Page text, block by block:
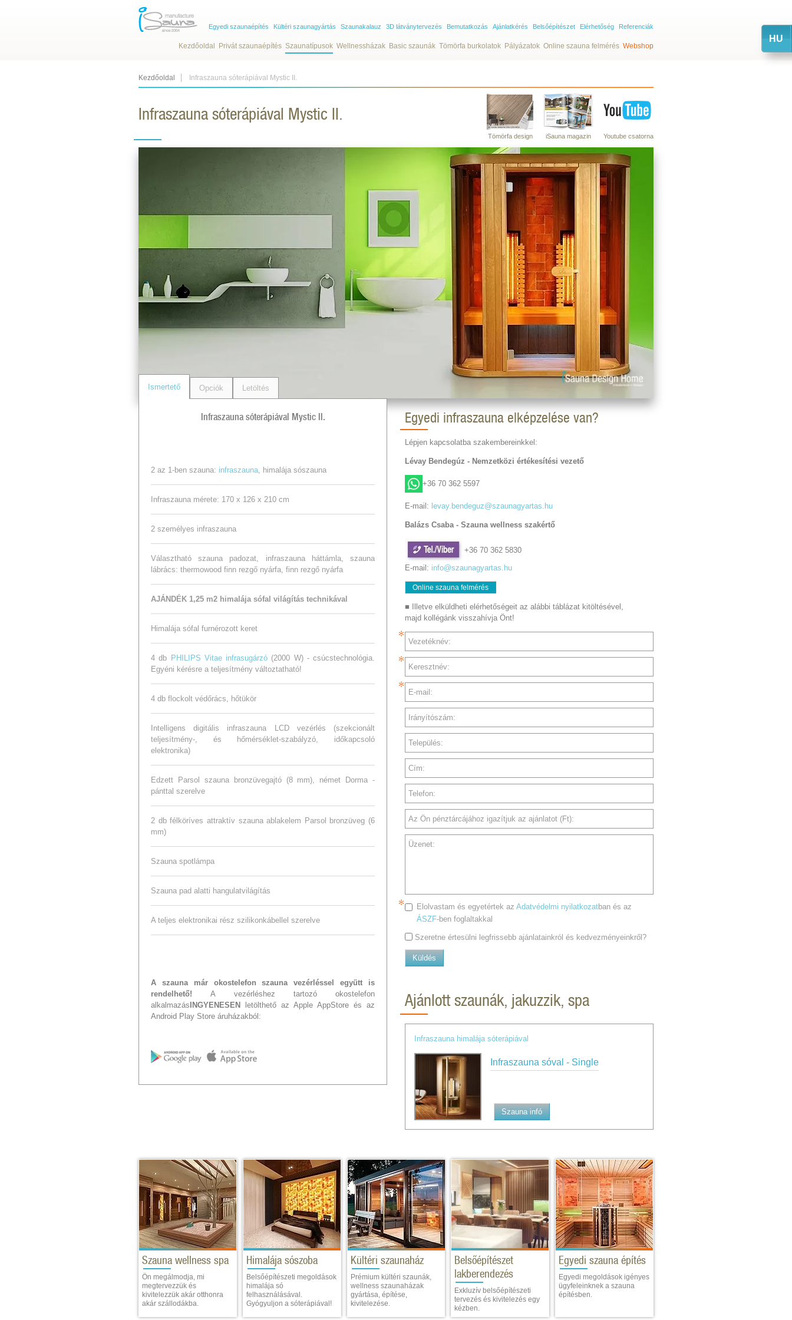
Egyedi szaunaépítés Kültéri szaunagyártás Szaunakalauz 3D látványtervezés Bemutatkozás Ajánlatkérés Belsőépítészet Elérhetőség Referenciák
Kezdőoldal Privát szaunaépítés Szaunatípusok Wellnessházak Basic szaunák Tömörfa burkolatok Pályázatok Online szauna felmérés Webshop
Kezdőoldal Infraszauna sóterápiával Mystic II.
Infraszauna sóterápiával Mystic II.
Youtube csatorna
iSauna magazin
Tömörfa design
Egyedi infraszauna elképzelése van?
Lépjen kapcsolatba szakembereinkkel:
Lévay Bendegúz - Nemzetközi értékesítési vezető
+36 70 362 5597
E-mail: levay.bendeguz@szaunagyartas.hu
Balázs Csaba - Szauna wellness szakértő
+36 70 362 5830
E-mail: info@szaunagyartas.hu
Online szauna felmérés
■ Illetve elküldheti elérhetőségeit az alábbi táblázat kitöltésével,
majd kollégánk visszahívja Önt!
Vezetéknév:
Keresztnév:
E-mail:
Irányítószám:
Település:
Cím:
Telefon:
Az Ön pénztárcájához igazítjuk az ajánlatot (Ft):
Üzenet:
Elolvastam és egyetértek az Adatvédelmi nyilatkozatban és az
ÁSZF-ben foglaltakkal
Szeretne értesülni legfrissebb ajánlatainkról és kedvezményeinkről?
Küldés
Ajánlott szaunák, jakuzzik, spa
Infraszauna himalája sóterápiával
Infraszauna sóval - Single
Szauna infó
Ismertető Opciók Letöltés
Infraszauna sóterápiával Mystic II.
2 az 1-ben szauna: infraszauna, himalája sószauna
Infraszauna mérete: 170 x 126 x 210 cm
2 személyes infraszauna
Választható szauna padozat, infraszauna háttámla, szauna
lábrács: thermowood finn rezgő nyárfa, finn rezgő nyárfa
AJÁNDÉK 1,25 m2 himalája sófal világítás technikával
Himalája sófal furnérozott keret
4 db PHILIPS Vitae infrasugárzó (2000 W) - csúcstechnológia.
Egyéni kérésre a teljesítmény változtatható!
4 db flockolt védőrács, hőtükör
Intelligens digitális infraszauna LCD vezérlés (szekcionált
teljesítmény-, és hőmérséklet-szabályzó, időkapcsoló
elektronika)
Edzett Parsol szauna bronzüvegajtó (8 mm), német Dorma -
pánttal szerelve
2 db félköríves attraktív szauna ablakelem Parsol bronzüveg (6
mm)
Szauna spotlámpa
Szauna pad alatti hangulatvilágítás
A teljes elektronikai rész szilikonkábellel szerelve
A szauna már okostelefon szauna vezérléssel együtt is
rendelhető! A vezérléshez tartozó okostelefon
alkalmazásINGYENESEN letölthető az Apple AppStore és az
Android Play Store áruházakból:
Szauna wellness spa
Ön megálmodja, mi
megtervezzük és
kivitelezzük akár otthonra
akár szállodákba.
Himalája sószoba
Belsőépítészeti megoldások
himalája só
felhasználásával.
Gyógyuljon a sóterápiával!
Kültéri szaunaház
Prémium kültéri szaunák,
wellness szaunaházak
gyártása, építése,
kivitelezése.
Belsőépítészet
lakberendezés
Exkluzív belsőépítészeti
tervezés és kivitelezés egy
kézben.
Egyedi szauna építés
Egyedi megoldások igényes
ügyfeleinknek a szauna
építésben.
HU